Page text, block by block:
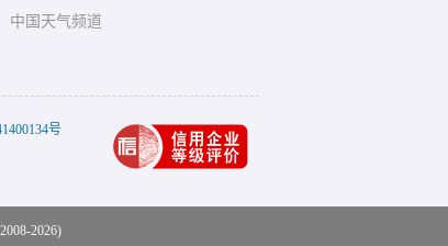
中国天气频道
号
2026)